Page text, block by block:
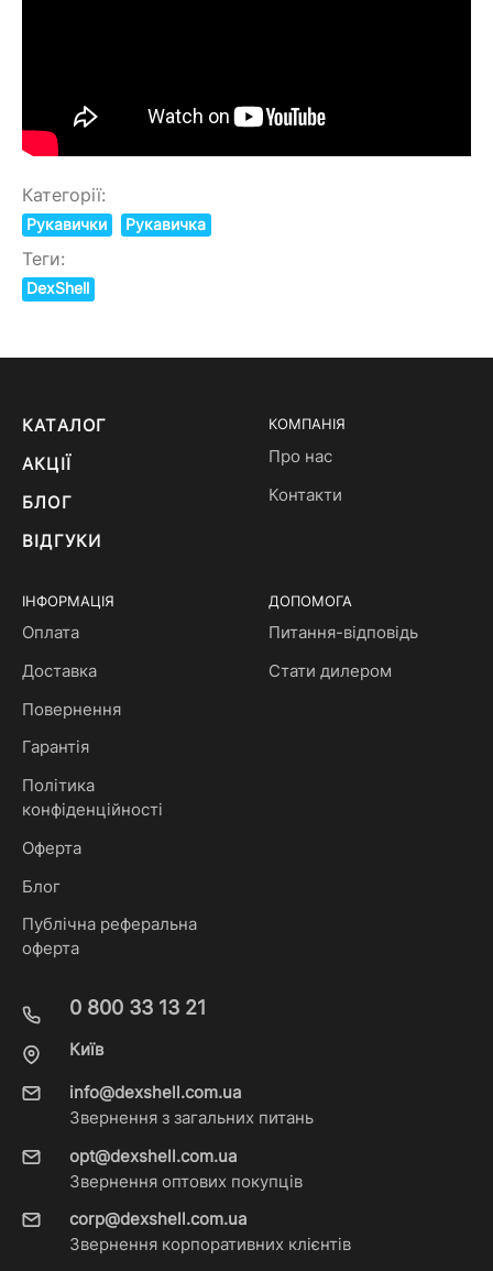
Категорії:
Рукавички Рукавичка
Теги:
DexShell
КАТАЛОГ
АКЦІЇ
БЛОГ
ВІДГУКИ
КОМПАНІЯ
Про нас
Контакти
ІНФОРМАЦІЯ
Оплата
Доставка
Повернення
Гарантія
Політика
конфіденційності
Оферта
Блог
Публічна реферальна
оферта
ДОПОМОГА
Питання-відповідь
Стати дилером
0 800 33 13 21
Київ
info@dexshell.com.ua
Звернення з загальних питань
opt@dexshell.com.ua
Звернення оптових покупців
corp@dexshell.com.ua
Звернення корпоративних клієнтів